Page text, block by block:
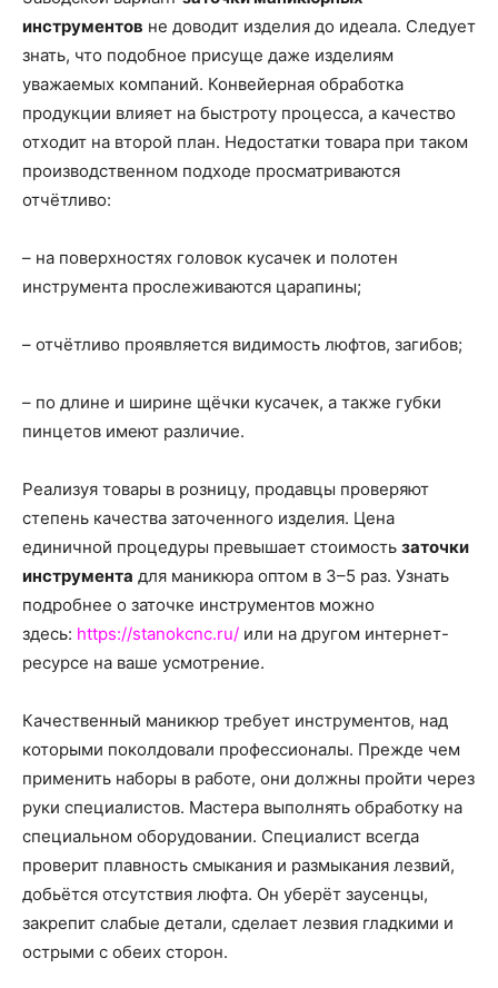
инструментов не доводит изделия до идеала. Следует
знать, что подобное присуще даже изделиям
уважаемых компаний. Конвейерная обработка
продукции влияет на быстроту процесса, а качество
отходит на второй план. Недостатки товара при таком
производственном подходе просматриваются
отчётливо:
– на поверхностях головок кусачек и полотен
инструмента прослеживаются царапины;
– отчётливо проявляется видимость люфтов, загибов;
– по длине и ширине щёчки кусачек, а также губки
пинцетов имеют различие.
Реализуя товары в розницу, продавцы проверяют
степень качества заточенного изделия. Цена
единичной процедуры превышает стоимость заточки
инструмента для маникюра оптом в 3–5 раз. Узнать
подробнее о заточке инструментов можно
здесь: https://stanokcnc.ru/ или на другом интернет-
ресурсе на ваше усмотрение.
Качественный маникюр требует инструментов, над
которыми поколдовали профессионалы. Прежде чем
применить наборы в работе, они должны пройти через
руки специалистов. Мастера выполнять обработку на
специальном оборудовании. Специалист всегда
проверит плавность смыкания и размыкания лезвий,
добьётся отсутствия люфта. Он уберёт заусенцы,
закрепит слабые детали, сделает лезвия гладкими и
острыми с обеих сторон.